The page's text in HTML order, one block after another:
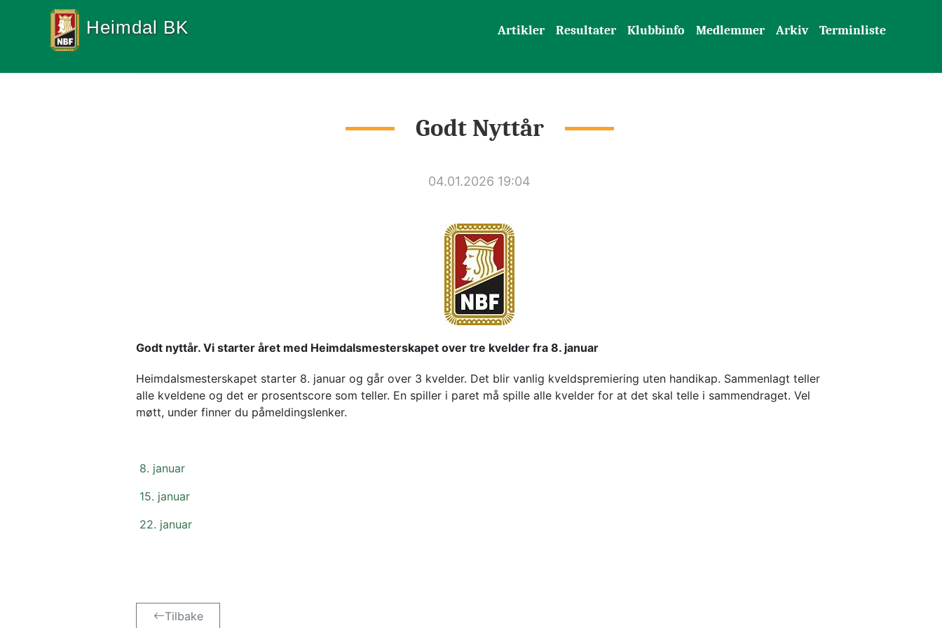
Heimdal BK Artikler Resultater Klubbinfo Medlemmer Arkiv Terminliste
Godt Nyttår
04.01.2026 19:04
Godt nyttår. Vi starter året med Heimdalsmesterskapet over tre kvelder fra 8. januar
Heimdalsmesterskapet starter 8. januar og går over 3 kvelder. Det blir vanlig kveldspremiering uten handikap. Sammenlagt teller
alle kveldene og det er prosentscore som teller. En spiller i paret må spille alle kvelder for at det skal telle i sammendraget. Vel
møtt, under finner du påmeldingslenker.
8. januar
15. januar
22. januar
Tilbake